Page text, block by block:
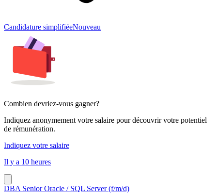
Candidature simplifiéeNouveau
Combien devriez-vous gagner?
Indiquez anonymement votre salaire pour découvrir votre potentiel
de rémunération.
Indiquez votre salaire
Il y a 10 heures
DBA Senior Oracle / SQL Server (f/m/d)